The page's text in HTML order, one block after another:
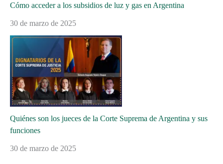
Cómo acceder a los subsidios de luz y gas en Argentina
30 de marzo de 2025
Quiénes son los jueces de la Corte Suprema de Argentina y sus
funciones
30 de marzo de 2025